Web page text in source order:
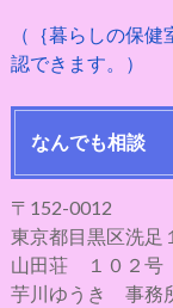
（｛暮らしの保
認できます。）
なんでも相談
〒152-0012
東京都目黒区洗足
山田荘 １０２号
芋川ゆうき 事務